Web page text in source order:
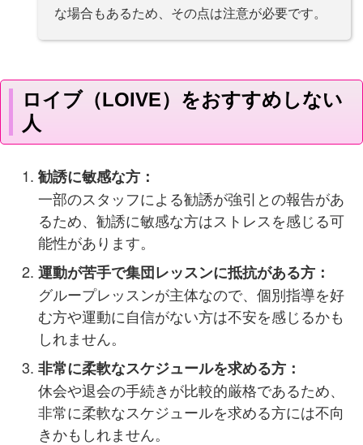
な場合もあるため、その点は注意が必要です​​​​​​​​​​。
ロイブ（LOIVE）をおすすめしない
人
勧誘に敏感な方：
一部のスタッフによる勧誘が強引との報告があ
るため、勧誘に敏感な方はストレスを感じる可
能性があります​​。
運動が苦手で集団レッスンに抵抗がある方：
グループレッスンが主体なので、個別指導を好
む方や運動に自信がない方は不安を感じるかも
しれません​​​​。
非常に柔軟なスケジュールを求める方：
休会や退会の手続きが比較的厳格であるため、
非常に柔軟なスケジュールを求める方には不向
きかもしれません​​。